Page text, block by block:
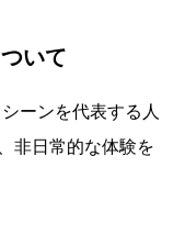
いて
ーンを代表する人
非日常的な体験を